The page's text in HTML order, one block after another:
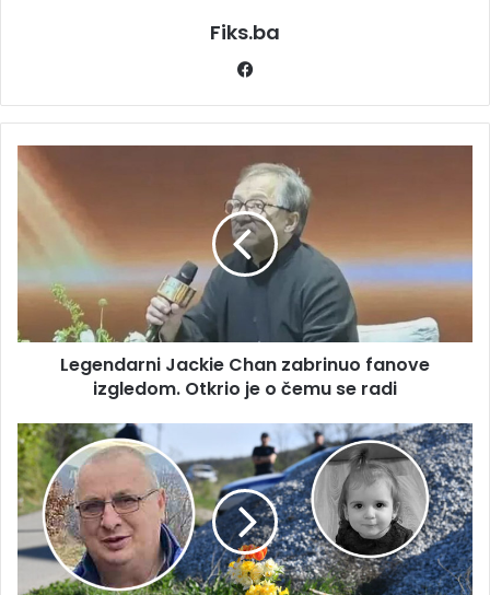
Fiks.ba
Legendarni
Jackie
Chan
zabrinuo
izgledom.
Otkrio
o
Legendarni Jackie Chan zabrinuo fanove
izgledom. Otkrio je o čemu se radi
DANKIN
DEDO
NEUTJEŠAN
Milan
progovorio